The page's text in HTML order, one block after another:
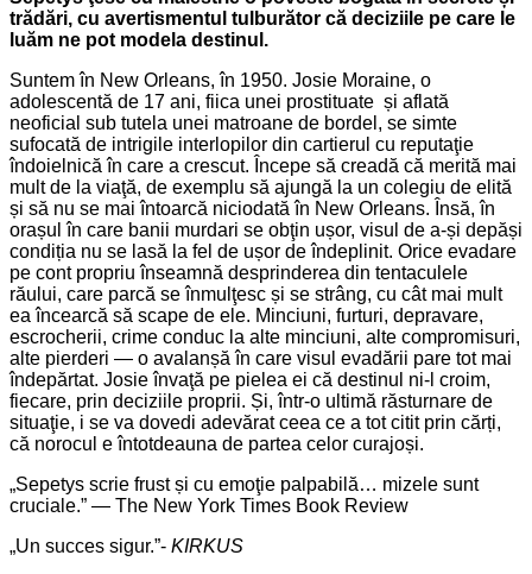
trădări, cu avertismentul tulburător că deciziile pe care le
luăm ne pot modela destinul.
Suntem în New Orleans, în 1950. Josie Moraine, o
adolescentă de 17 ani, fiica unei prostituate și aflată
neoficial sub tutela unei matroane de bordel, se simte
sufocată de intrigile interlopilor din cartierul cu reputaţie
îndoielnică în care a crescut. Începe să creadă că merită mai
mult de la viaţă, de exemplu să ajungă la un colegiu de elită
și să nu se mai întoarcă niciodată în New Orleans. Însă, în
orașul în care banii murdari se obţin ușor, visul de a-și depăși
condiția nu se lasă la fel de ușor de îndeplinit. Orice evadare
pe cont propriu înseamnă desprinderea din tentaculele
răului, care parcă se înmulţesc și se strâng, cu cât mai mult
ea încearcă să scape de ele. Minciuni, furturi, depravare,
escrocherii, crime conduc la alte minciuni, alte compromisuri,
alte pierderi — o avalanșă în care visul evadării pare tot mai
îndepărtat. Josie învaţă pe pielea ei că destinul ni-l croim,
fiecare, prin deciziile proprii. Și, într-o ultimă răsturnare de
situaţie, i se va dovedi adevărat ceea ce a tot citit prin cărți,
că norocul e întotdeauna de partea celor curajoși.
„Sepetys scrie frust și cu emoţie palpabilă… mizele sunt
cruciale.” — The New York Times Book Review
„Un succes sigur.”- KIRKUS